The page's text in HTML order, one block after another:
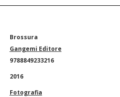
Brossura
Gangemi Editore
9788849233216
2016
Fotografia